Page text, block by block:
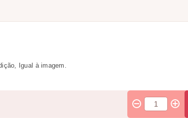
Igual à imagem.